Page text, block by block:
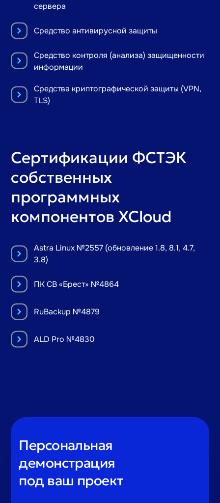
сервера
Средство антивирусной защиты
Средство контроля (анализа) защищенности
информации
Средства криптографической защиты (VPN,
TLS)
Сертификации ФСТЭК
собственных
программныx
компонентов XCloud
Astra Linux №2557 (обновление 1.8, 8.1, 4.7,
3.8)
ПК СВ «Брест» №4864
RuBackup №4879
ALD Pro №4830
Персональная
демонстрация
под ваш проект